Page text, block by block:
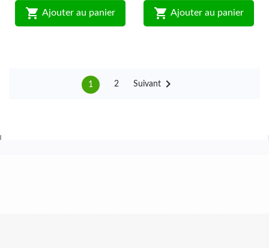
 Ajouter au panier  Ajouter au panier
1 2 Suivant 